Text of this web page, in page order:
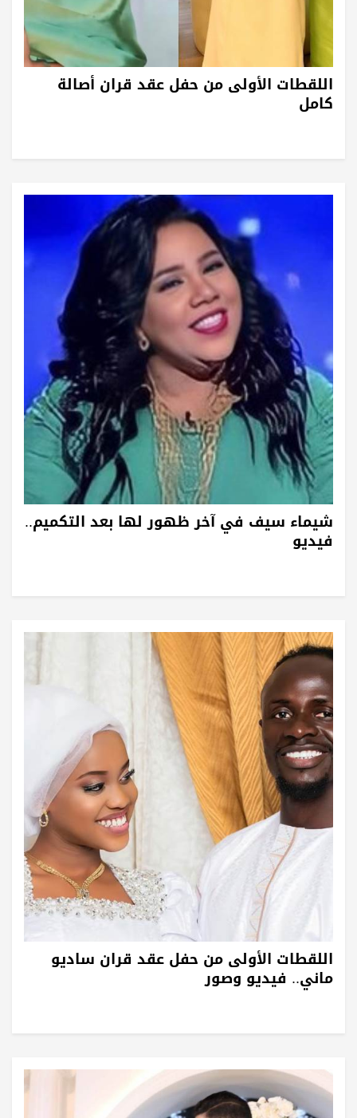
اللقطات الأولى من حفل عقد قران أصالة
كامل
شيماء سيف في آخر ظهور لها بعد التكميم..
فيديو
اللقطات الأولى من حفل عقد قران ساديو
ماني.. فيديو وصور